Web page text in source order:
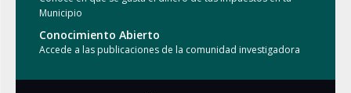
Municipio
Conocimiento Abierto
Accede a las publicaciones de la comunidad investigadora